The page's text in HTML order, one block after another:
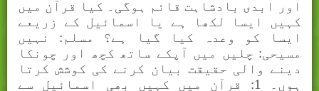
اور ابدی بادشاہت قائم ہوگی۔ کیا قرآن میں
کہیں ایسا لکھا ہے یا اسمائیل کے زریعے
ایسا کو وعدہ کیا گیا ہے؟ مسلم: نہیں
مسیحی: چلیں میں آپکے ساتھ کچھ اور چونکا
دینے والی حقیقت بیان کرنے کی کوشش کرتا
ہوں۔ 1: قرآن میں کہیں بھی اسمائیل سے